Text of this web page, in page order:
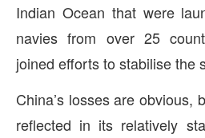
Indian Ocean that were
navies from over 25
joined efforts to stabilise the
China’s losses are obvious,
reflected in its relatively